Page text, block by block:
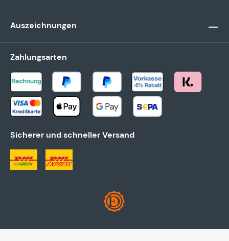
Auszeichnungen
Zahlungsarten
Sicherer und schneller Versand